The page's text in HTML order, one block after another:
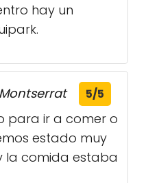
hay un
5/5
para ir a comer o
estado muy
la comida estaba